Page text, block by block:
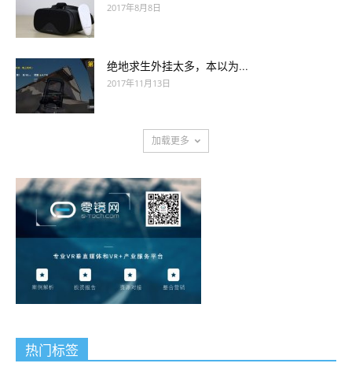
2017年8月8日
绝地求生外挂太多，本以为...
2017年11月13日
加载更多
热门标签